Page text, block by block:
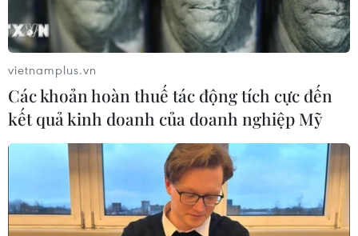
vietnamplus.vn
Các khoản hoàn thuế tác động tích cực đến
kết quả kinh doanh của doanh nghiệp Mỹ